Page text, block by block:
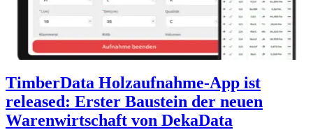
TimberData Holzaufnahme-App ist
released: Erster Baustein der neuen
Warenwirtschaft von DekaData